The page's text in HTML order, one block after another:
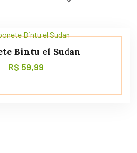
Bintu el Sudan
R$ 59,99